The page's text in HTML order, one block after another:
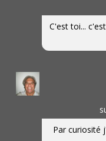
C'est toi...
Par curiosité